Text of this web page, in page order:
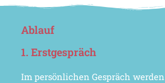
Ablauf
1. Erstgespräch
Im persönlichen Gespräch werden